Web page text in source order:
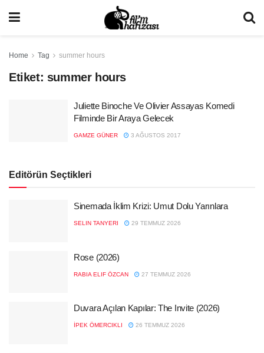
Home Tag summer hours
Etiket: summer hours
Juliette Binoche Ve Olivier Assayas Komedi
Filminde Bir Araya Gelecek
GAMZE GÜNER 3 AĞUSTOS 2017
Editörün Seçtikleri
Sinemada İklim Krizi: Umut Dolu Yarınlara
SELIN TANYERI 29 TEMMUZ 2026
Rose (2026)
RABIA ELIF ÖZCAN 27 TEMMUZ 2026
Duvara Açılan Kapılar: The Invite (2026)
İPEK ÖMERCIKLI 26 TEMMUZ 2026